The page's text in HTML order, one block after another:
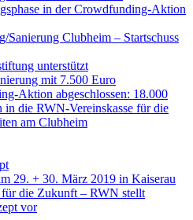
in der Crowdfunding-Aktion
Sanierung Clubheim – Startschuss
unterstützt
mit 7.500 Euro
Aktion abgeschlossen: 18.000
in die RWN-Vereinskasse für die
am Clubheim
29. + 30. März 2019 in Kaiserau
die Zukunft – RWN stellt
vor